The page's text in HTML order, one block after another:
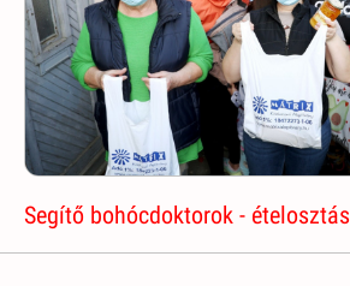
Segítő bohócdoktorok - ételosztás